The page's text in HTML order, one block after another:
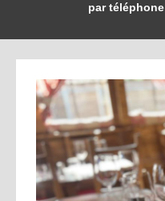
par téléphone